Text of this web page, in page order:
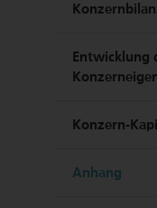
Entwicklung
Konzern-
Anhang